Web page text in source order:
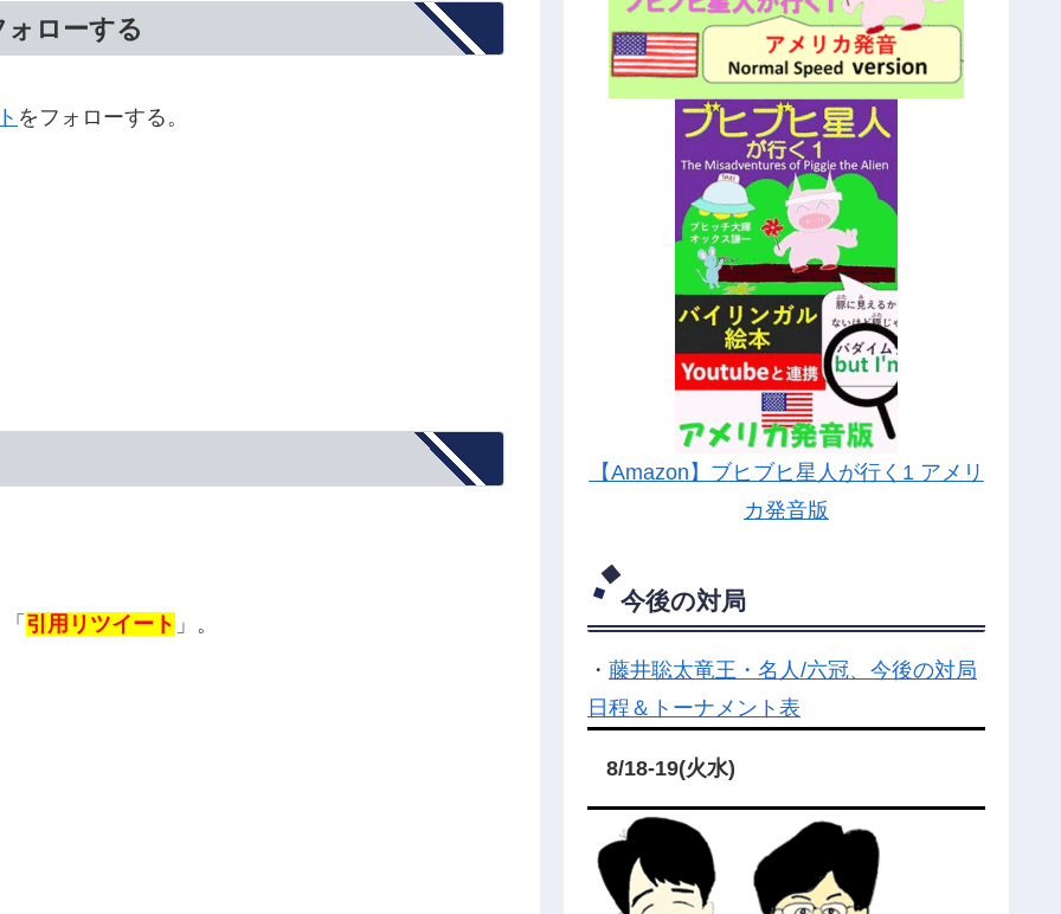
ローする
をフォローする。
引用リツイート 」。
【Amazon】ブヒブヒ星人が行く1 アメリ
カ発音版
今後の対局
・ 藤井聡太竜王・名人/六冠、今後の対局
日程＆トーナメント表
8/18-19(火水)